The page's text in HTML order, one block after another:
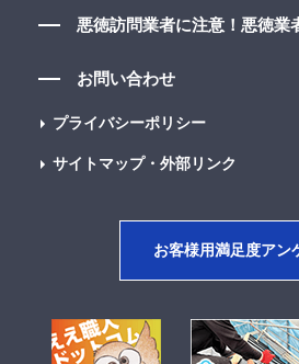
悪徳訪問業者に注意！悪徳業
お問い合わせ
プライバシーポリシー
サイトマップ・外部リンク
お客様用満足度アン